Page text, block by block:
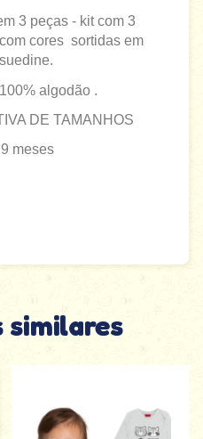
3 peças - kit com 3
cores sortidas em
algodão .
DE TAMANHOS
meses
similares